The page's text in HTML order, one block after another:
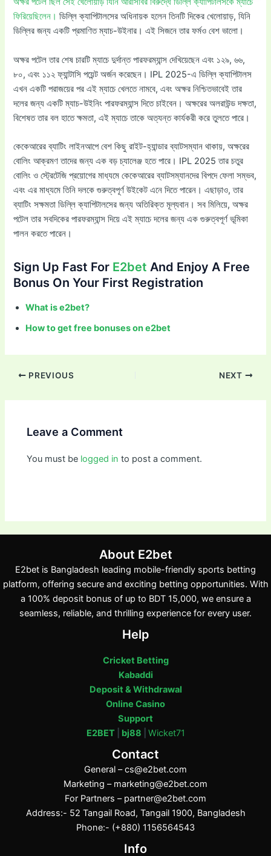
ফিরিয়েছিলেন।ডিল্লি ক্যাপিটালসের অধিনায়ক হলেন তিনটি দিকের খেলোয়াড়, যিনি
ডিল্লির জন্য একটি প্রমাণিত ম্যাচ-উইনার। এই সিজনে তার ফর্মও বেশ ভালো।
অক্ষর পটেল তার শেষ চারটি ম্যাচে দুর্দান্ত পারফরম্যান্স দেখিয়েছেন এবং ১২৯, ৬৬,
৮০, এবং ১১২ ফ্যান্টাসি পয়েন্ট অর্জন করেছেন। IPL 2025-এ ডিল্লি ক্যাপিটালস
এখন একটি পরাজয়ের পর এই ম্যাচে খেলতে নামবে, এবং অক্ষর নিশ্চিতভাবেই তার
দলের জন্য একটি ম্যাচ-উইনিং পারফরম্যান্স দিতে চাইবেন। অক্ষরের অলরাউন্ড দক্ষতা,
বিশেষত তার বল হাতে ক্ষমতা, এই ম্যাচে তাকে অত্যন্ত কার্যকরী করে তুলতে পারে।
কেকেআরের ব্যাটিং লাইনআপে বেশ কিছু রাইট-হ্যান্ডার ব্যাটসম্যান থাকায়, অক্ষরের
বোলিং আক্রমণ তাদের জন্য এক বড় চ্যালেঞ্জ হতে পারে। IPL 2025 তার চতুর
বোলিং ও স্ট্রেটেজি প্রয়োগের মাধ্যমে কেকেআরের ব্যাটসম্যানদের বিপদে ফেলা সম্ভব,
এবং এর মাধ্যমে তিনি দলকে গুরুত্বপূর্ণ উইকেট এনে দিতে পারেন। এছাড়াও, তার
ব্যাটিং সক্ষমতা ডিল্লি ক্যাপিটালসের জন্য অতিরিক্ত মূল্যবান। সব মিলিয়ে, অক্ষর
পটেল তার সবদিকের পারফরম্যান্স দিয়ে এই ম্যাচে দলের জন্য এক গুরুত্বপূর্ণ ভূমিকা
পালন করতে পারেন।
Sign Up Fast For E2bet And Enjoy A Free
Bonus On Your First Registration
What is e2bet?
How to get free bonuses on e2bet
PREVIOUS NEXT
Leave a Comment
You must be logged in to post a comment.
About E2bet
E2bet is Bangladesh leading mobile-friendly sports betting
platform, offering secure and exciting betting opportunities. With
a 100% deposit bonus of up to BDT 15,000, we ensure a
seamless, reliable, and thrilling experience for every user.
Help
Cricket Betting
Kabaddi
Deposit & Withdrawal
Online Casino
Support
E2BET| bj88 Wicket71
Contact
General –cs@e2bet.com
Marketing – marketing@e2bet.com
For Partners – partner@e2bet.com
Address:- 52 Tangail Road, Tangail 1900, Bangladesh
Phone:- (+880) 1156564543
Info